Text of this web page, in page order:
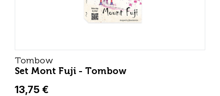
Tombow
Set Mont Fuji - Tombow
13,75 €